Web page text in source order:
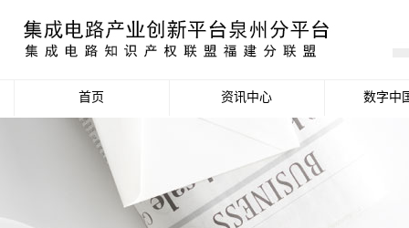
首页 资讯中心
政策信息
数字中